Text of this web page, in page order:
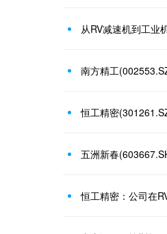
从RV减速机到工业
恒工精密
恒工精密：公司在